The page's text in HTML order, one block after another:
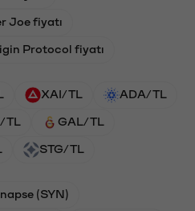
Joe fiyatı
Protocol fiyatı
XAI/TL ADA/TL
TL GAL/TL
STG/TL
(SYN)